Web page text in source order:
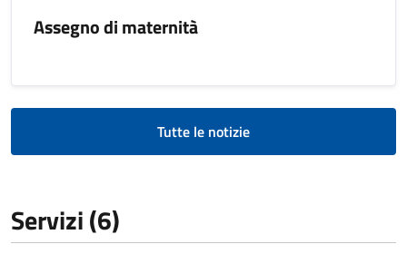
Assegno di maternità
Tutte le notizie
Servizi (6)